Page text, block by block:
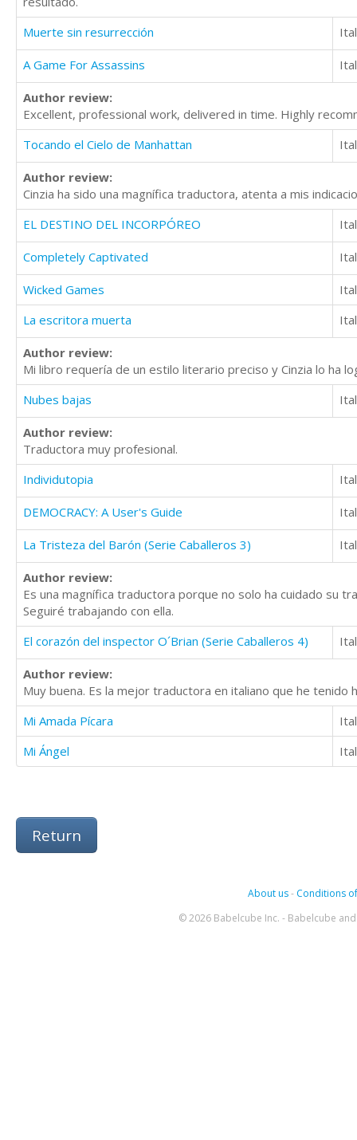
Muerte sin resurrección
A Game For Assassins
Author review:
Excellent, professional work, delivered in time. Highly
Tocando el Cielo de Manhattan
Author review:
Cinzia ha sido una magnífica traductora, atenta a mis
EL DESTINO DEL INCORPÓREO
Completely Captivated
Wicked Games
La escritora muerta
Author review:
Mi libro requería de un estilo literario preciso y Cinzia lo ha
Nubes bajas
Author review:
Traductora muy profesional.
Individutopia
DEMOCRACY: A User's Guide
La Tristeza del Barón (Serie Caballeros 3)
Author review:
Es una magnífica traductora porque no solo ha cuidado su
Seguiré trabajando con ella.
El corazón del inspector O´Brian (Serie Caballeros 4)
Author review:
Muy buena. Es la mejor traductora en italiano que he tenido
Mi Amada Pícara
Mi Ángel
Return
About us- Conditions
© 2026 Babelcube Inc. - Babelcube